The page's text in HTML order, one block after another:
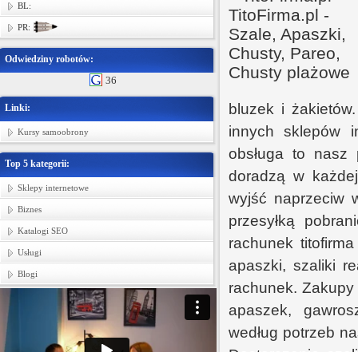
BL:
PR:
Odwiedziny robotów:
36
Linki:
Kursy samoobrony
Top 5 kategorii:
Sklepy internetowe
Biznes
Katalogi SEO
Usługi
Blogi
bluzek i
innych sklepów
obsługa to nasz
doradzą w
wyjść naprzeciw
przesyłką
rachunek
apaszki, szaliki
rachunek.
apaszek,
według potrzeb